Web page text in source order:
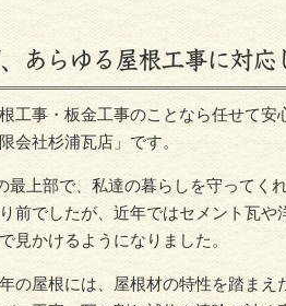
あらゆる屋根工事に対応
工事・板金工事のことなら任せて安
会社杉浦瓦店」です。
最上部で、私達の暮らしを守ってく
前でしたが、近年ではセメント瓦
見かけるようになりました。
の屋根には、屋根材の特性を踏まえ